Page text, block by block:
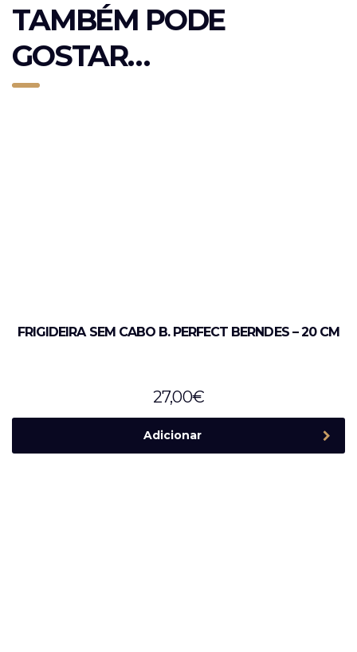
TAMBÉM PODE
GOSTAR…
FRIGIDEIRA SEM CABO B. PERFECT BERNDES – 20 CM
27,00€
Adicionar